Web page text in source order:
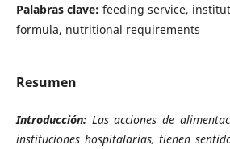
Palabras clave: feeding service,
formula, nutritional requirements
Resumen
Introducción: Las acciones de
instituciones hospitalarias, tienen